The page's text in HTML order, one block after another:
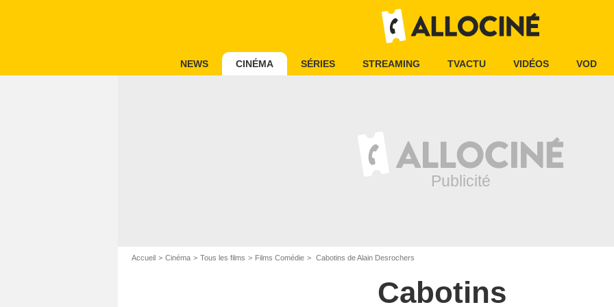
NEWS CINÉMA SÉRIES STREAMING TVACTU VIDÉOS VOD
Accueil Cinéma Tous les films Films Comédie Cabotins de Alain Desrochers
Cabotins